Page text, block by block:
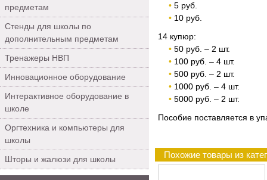
предметам
Стенды для школы по
дополнительным предметам
Тренажеры НВП
Инновационное оборудование
Интерактивное оборудование в
школе
Оргтехника и компьютеры для
школы
Шторы и жалюзи для школы
5 руб.
10 руб.
14 купюр:
50 руб. – 2 шт.
100 руб. – 4 шт.
500 руб. – 2 шт.
1000 руб. – 4 шт.
5000 руб. – 2 шт.
Пособие поставляется в
Похожие товары из